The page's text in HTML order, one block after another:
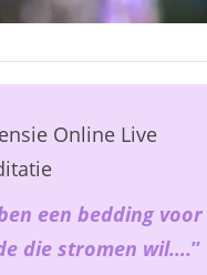
Online Live
een bedding voor
die stromen wil….”